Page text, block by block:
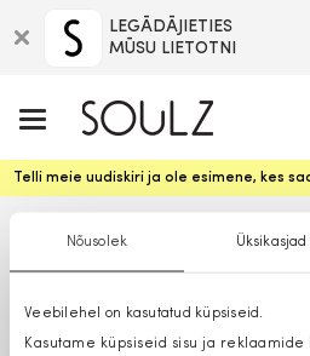
Nõusolek Üksikasjad
Veebilehel on kasutatud küpsiseid.
Kasutame küpsiseid sisu ja reklaamide
LEGĀDĀJIETIES
MŪSU LIETOTNI
Telli meie uudiskiri ja ole esimene, kes